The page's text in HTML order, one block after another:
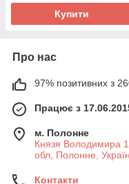
Купити
Про нас
97% позитивних з
Працює з
м. Полонне
Князя Володимира
обл, Полонне,
Контакти